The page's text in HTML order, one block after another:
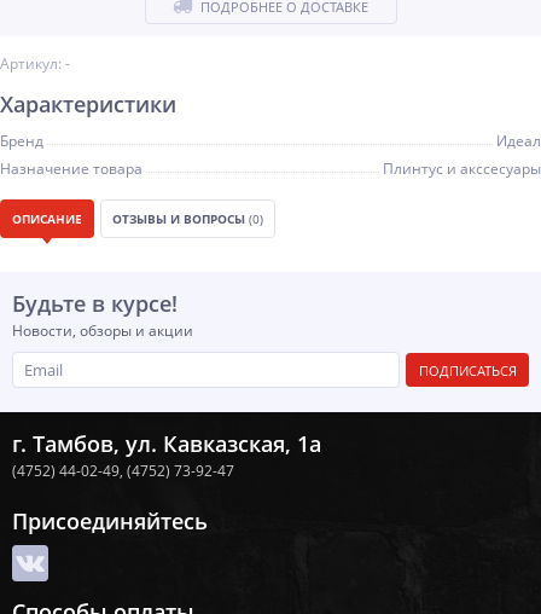
Артикул: -
ПОДРОБНЕЕ О ДОСТАВКЕ
Характеристики
Бренд
Идеал
Назначение товара
Плинтус и акссесуары
ОПИСАНИЕ ОТЗЫВЫ И ВОПРОСЫ (0)
Будьте в курсе!
Новости, обзоры и акции
ПОДПИСАТЬСЯ
г. Тамбов, ул. Кавказская, 1а
(4752) 44-02-49, (4752) 73-92-47
Присоединяйтесь